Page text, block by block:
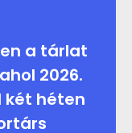
a tárlat
2026.
két héten